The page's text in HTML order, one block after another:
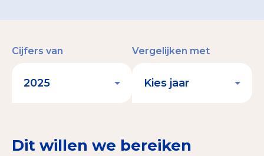
Dit willen we bereiken
Cijfers van Vergelijken met